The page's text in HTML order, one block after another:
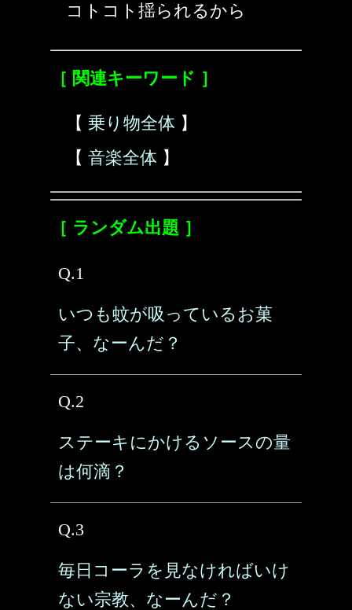
コトコト揺られるから
［ 関連キーワード ］
【 乗り物全体 】
【 音楽全体 】
［ ランダム出題 ］
Q.1
いつも蚊が吸っているお菓
子、なーんだ？
Q.2
ステーキにかけるソースの量
は何滴？
Q.3
毎日コーラを見なければいけ
ない宗教、なーんだ？